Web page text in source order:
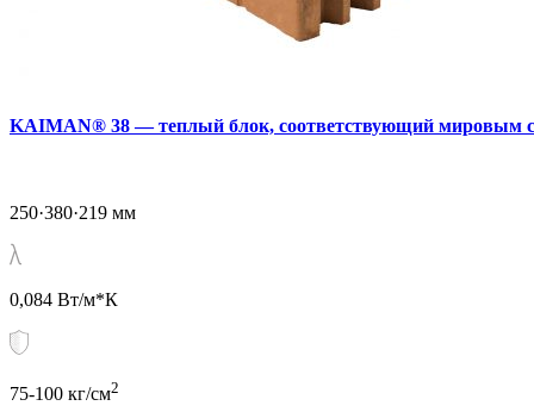
KAIMAN® 38 — теплый блок, соответствующий мировым
250·380·219 мм
0,084 Вт/м*К
75-100 кг/см2